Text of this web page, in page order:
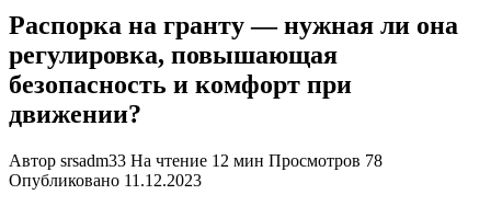
Распорка на гранту — нужная ли она
регулировка, повышающая
безопасность и комфорт при
движении?
Автор srsadm33 На чтение 12 мин Просмотров 78
Опубликовано 11.12.2023